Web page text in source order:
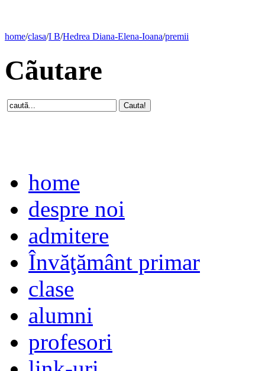
home/clasa/I B/Hedrea Diana-Elena-Ioana/premii
Cãutare
home
despre noi
admitere
Învăţământ primar
clase
alumni
profesori